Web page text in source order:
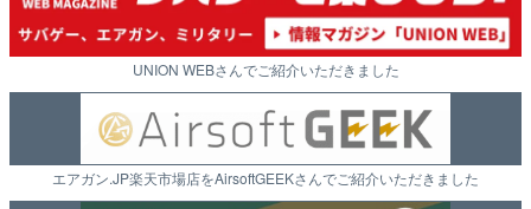
UNION WEBさんでご紹介いただきました
エアガン.JP楽天市場店をAirsoftGEEKさんでご紹介いただきました